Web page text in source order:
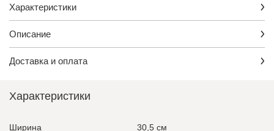
Характеристики
Описание
Доставка и оплата
Характеристики
Ширина
30,5 см